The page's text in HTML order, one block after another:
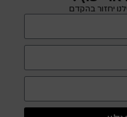
יחזור בהקדם